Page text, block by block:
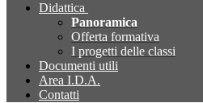
Didattica
Panoramica
Offerta formativa
I progetti delle classi
Documenti utili
Area I.D.A.
Contatti